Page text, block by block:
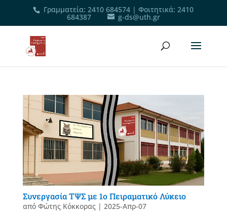
Γραμματεία: 2410 684574 |Φοιτητικά: 2410
684387 g-ds@uth.gr
Συνεργασία ΤΨΣ με 1ο Πειραματικό Λύκειο
από Φώτης Κόκκορας| 2025-Απρ-07